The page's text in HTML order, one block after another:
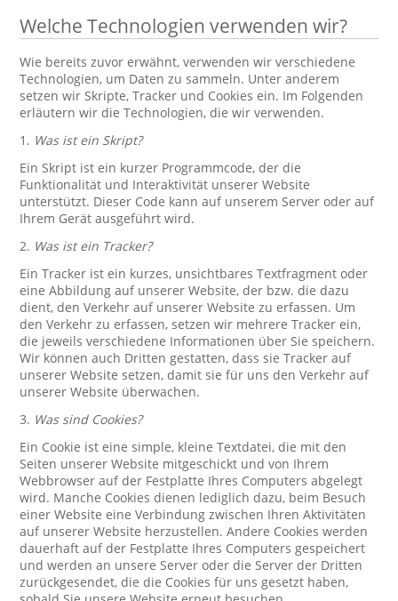
Welche Technologien verwenden wir?
Wie bereits zuvor erwähnt, verwenden wir verschiedene
Technologien, um Daten zu sammeln. Unter anderem
setzen wir Skripte, Tracker und Cookies ein. Im Folgenden
erläutern wir die Technologien, die wir verwenden.
1. Was ist ein Skript?
Ein Skript ist ein kurzer Programmcode, der die
Funktionalität und Interaktivität unserer Website
unterstützt. Dieser Code kann auf unserem Server oder auf
Ihrem Gerät ausgeführt wird.
2. Was ist ein Tracker?
Ein Tracker ist ein kurzes, unsichtbares Textfragment oder
eine Abbildung auf unserer Website, der bzw. die dazu
dient, den Verkehr auf unserer Website zu erfassen. Um
den Verkehr zu erfassen, setzen wir mehrere Tracker ein,
die jeweils verschiedene Informationen über Sie speichern.
Wir können auch Dritten gestatten, dass sie Tracker auf
unserer Website setzen, damit sie für uns den Verkehr auf
unserer Website überwachen.
3. Was sind Cookies?
Ein Cookie ist eine simple, kleine Textdatei, die mit den
Seiten unserer Website mitgeschickt und von Ihrem
Webbrowser auf der Festplatte Ihres Computers abgelegt
wird. Manche Cookies dienen lediglich dazu, beim Besuch
einer Website eine Verbindung zwischen Ihren Aktivitäten
auf unserer Website herzustellen. Andere Cookies werden
dauerhaft auf der Festplatte Ihres Computers gespeichert
und werden an unsere Server oder die Server der Dritten
zurückgesendet, die die Cookies für uns gesetzt haben,